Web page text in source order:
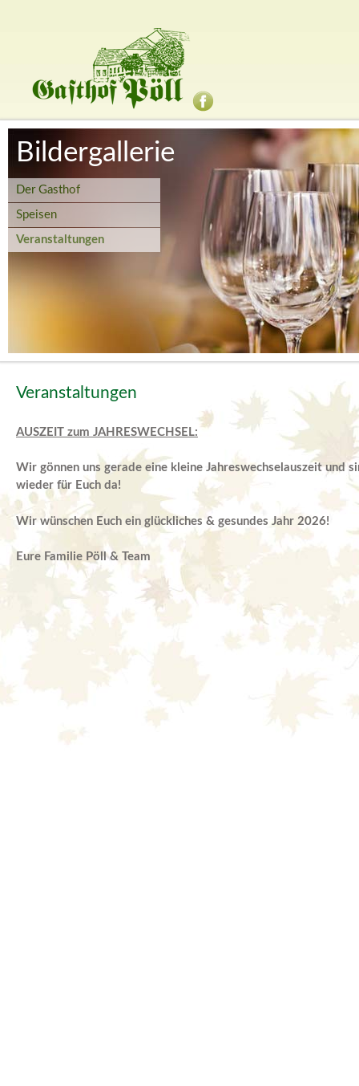
Bildergallerie
Der Gasthof
Speisen
Veranstaltungen
Veranstaltungen
AUSZEIT zum JAHRESWECHSEL:
Wir gönnen uns gerade eine kleine Jahreswechselauszeit und
wieder für Euch da!
Wir wünschen Euch ein glückliches & gesundes Jahr 2026!
Eure Familie Pöll & Team